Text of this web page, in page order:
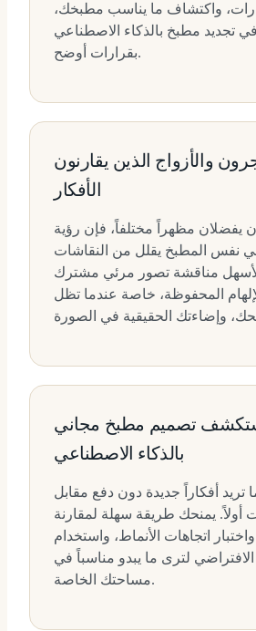
واكتشاف ما يناسب مطبخك،
تجديد مطبخ بالذكاء الاصطناعي
بقرارات أوضح.
والأزواج الذين يقارنون
الأفكار
يفضلان مظهراً مختلفاً، فإن رؤية
نفس المطبخ يقلل من النقاشات
مناقشة تصور مرئي مشترك
المحفوظة، خاصة عندما تظل
تصميم مطبخ مجاني
بالذكاء الاصطناعي
تريد أفكاراً جديدة دون دفع مقابل
أولاً. يمنحك طريقة سهلة لمقارنة
اتجاهات الأنماط، واستخدام
لترى ما يبدو مناسباً في
مساحتك الخاصة.